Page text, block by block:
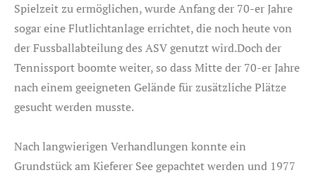
Spielzeit zu ermöglichen, wurde Anfang der 70-er Jahre
sogar eine Flutlichtanlage errichtet, die noch heute von
der Fussballabteilung des ASV genutzt wird.Doch der
Tennissport boomte weiter, so dass Mitte der 70-er Jahre
nach einem geeigneten Gelände für zusätzliche Plätze
gesucht werden musste.
Nach langwierigen Verhandlungen konnte ein
Grundstück am Kieferer See gepachtet werden und 1977